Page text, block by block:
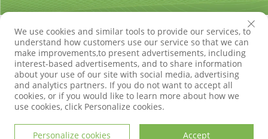
Telif Hakkı © Shandong Qigong Çevre Koruma Teknolojisi
Co., Ltd. Tüm Hakları SaklıdırGizlilik politikası Blog
We use cookies and similar tools to provide our services, to
understand how customers use our service so that we can
make improvements,to present advertisements, including
interest-based advertisements, and to share information
about your use of our site with social media, advertising
and analytics partners. If you do not want to accept all
cookies, or if you would like to learn more about how we
use cookies, click Personalize cookies.
Personalize cookies Accept